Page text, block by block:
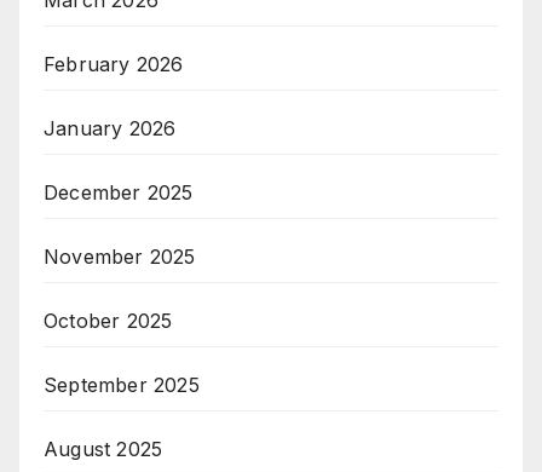
February 2026
January 2026
December 2025
November 2025
October 2025
September 2025
August 2025